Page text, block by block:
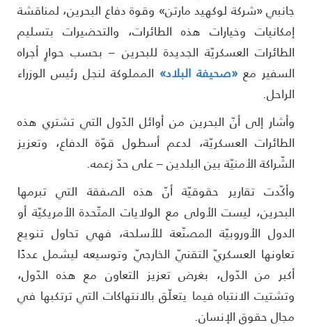
«شركة لوكهيد مارتن» وقوة دفاع البحرين، لمناقشة
وخيارات هذه الطائرات، والتحضيرات بتسليم
العسكريّة الجديدة للبحرين – بحسب حوارٍ أجراه
مع «صحيفة البلاد»المملوكة لنجل رئيس الوزراء
إلى أنّ البحرين من أوائل الدّول التي تشتري هذه
العسكريّة، لدعم أسطول قوّة الدفاع، وتعزيز
الأمنيّة بين البلدين – على حدّ زعمه.
تقارير حقوقيّة أنّ هذه الصفقة التي تبرمها
ليست الأولى مع الولايات المتّحدة الأمريكيّة أو
الأوروبيّة المصنّعة للأسلحة، فهي تحاول تنويع
العسكريّ التقنيّ الخارجيّ وتوسيعه ليشمل عددًا
من الدّول، بغرض تعزيز التعاون مع هذه الدّول،
الانتباه فيما يتعلّق بالانتهاكات التي ترتكبها في
حقوق الإنسان.